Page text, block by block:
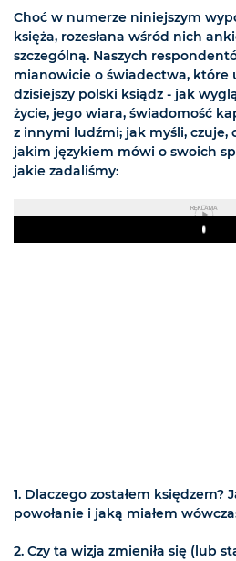
Choć w numerze niniejszym
księża, rozesłana wśród nich
szczególną. Naszych
mianowicie o świadectwa, które
dzisiejszy polski ksiądz - jak
życie, jego wiara, świadomość
z innymi ludźmi; jak myśli, czuje,
jakim językiem mówi o swoich
jakie zadaliśmy:
REKLAMA
Play
1. Dlaczego zostałem księdzem?
powołanie i jaką miałem
2. Czy ta wizja zmieniła się (lub